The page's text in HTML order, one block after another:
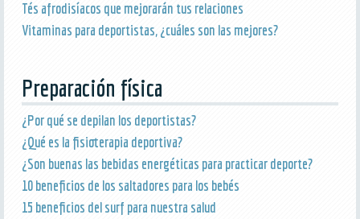
Tés afrodisíacos que mejorarán tus relaciones
Vitaminas para deportistas, ¿cuáles son las mejores?
Preparación física
¿Por qué se depilan los deportistas?
¿Qué es la fisioterapia deportiva?
¿Son buenas las bebidas energéticas para practicar deporte?
10 beneficios de los saltadores para los bebés
15 beneficios del surf para nuestra salud